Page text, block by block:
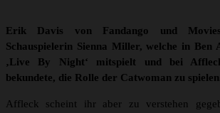
Erik Davis von Fandango und
Schauspielerin Sienna Miller, welche in Ben
‚Live By Night‘ mitspielt und bei
bekundete, die Rolle der Catwoman zu
Affleck scheint ihr aber zu verstehen